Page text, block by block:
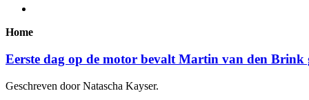
Home
Eerste dag op de motor bevalt Martin van den Brink
Geschreven door Natascha Kayser.